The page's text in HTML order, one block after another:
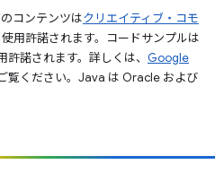
コンテンツはクリエイティブ・コモ
使用許諾されます。コードサンプルは
許諾されます。詳しくは、 Google
覧ください。Java は Oracle および